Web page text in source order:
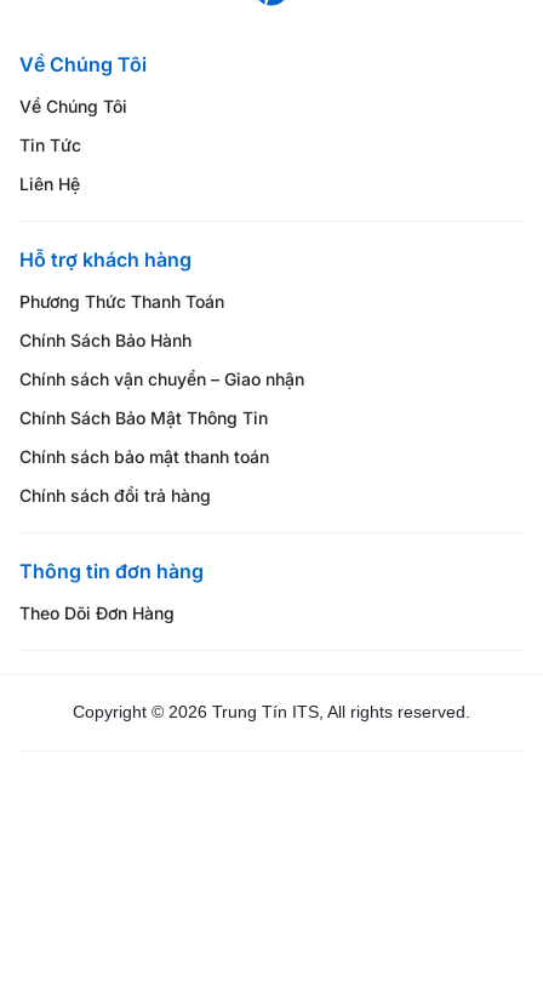
Về Chúng Tôi
Về Chúng Tôi
Tin Tức
Liên Hệ
Hỗ trợ khách hàng
Phương Thức Thanh Toán
Chính Sách Bảo Hành
Chính sách vận chuyển – Giao nhận
Chính Sách Bảo Mật Thông Tin
Chính sách bảo mật thanh toán
Chính sách đổi trả hàng
Thông tin đơn hàng
Theo Dõi Đơn Hàng
Copyright © 2026 Trung Tín ITS, All rights reserved.